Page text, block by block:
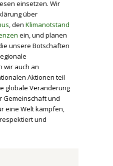
einsetzen. Wir
über
, den Klimanotstand
ein, und planen
unsere Botschaften
wir auch an
Aktionen teil
globale Veränderung
Gemeinschaft und
eine Welt kämpfen,
und